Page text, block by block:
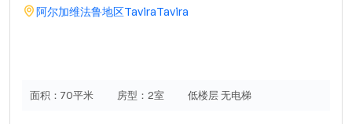
阿尔加维法鲁地区TaviraTavira
面积： 70平米 房型： 2室 低楼层 无电梯